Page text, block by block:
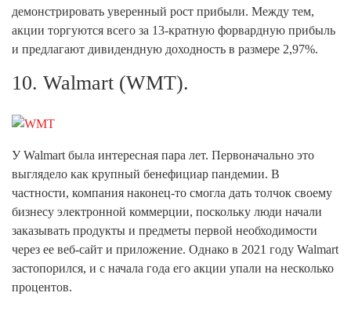
демонстрировать уверенный рост прибыли. Между тем,
акции торгуются всего за 13-кратную форвардную прибыль
и предлагают дивидендную доходность в размере 2,97%.
10. Walmart (WMT).
У Walmart была интересная пара лет. Первоначально это
выглядело как крупный бенефициар пандемии. В
частности, компания наконец-то смогла дать толчок своему
бизнесу электронной коммерции, поскольку люди начали
заказывать продукты и предметы первой необходимости
через ее веб-сайт и приложение. Однако в 2021 году Walmart
застопорился, и с начала года его акции упали на несколько
процентов.